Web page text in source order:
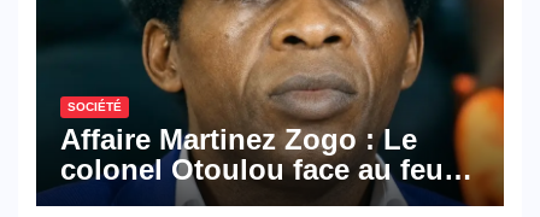
SOCIÉTÉ
Affaire Martinez Zogo : Le
colonel Otoulou face au feu
croisé des avocats de la